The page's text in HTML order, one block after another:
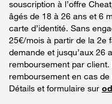
souscription à l’offre
âgés de 18 à 26 ans et 6
carte d’identité. Sans
25€/mois à partir de la 2e
demande et jusqu’aux 26
remboursement par
remboursement en cas
Détails et formulaire sur